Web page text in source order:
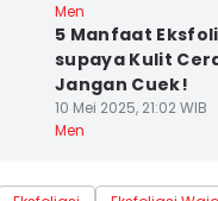
Men
5 Manfaat
supaya Kulit
Jangan Cuek!
10 Mei 2025, 21:02 WIB
Men